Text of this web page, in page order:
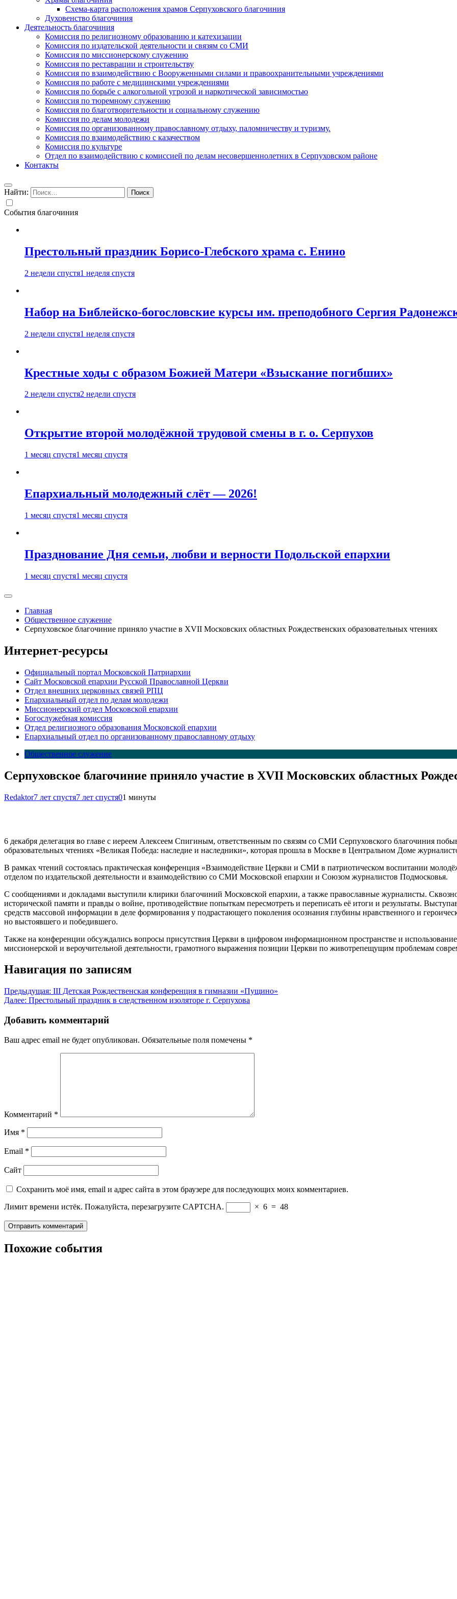
Схема-карта расположения храмов Серпуховского благочиния
Духовенство благочиния
Деятельность благочиния
Комиссия по религиозному образованию и катехизации
Комиссия по издательской деятельности и связям со СМИ
Комиссия по миссионерскому служению
Комиссия по реставрации и строительству
Комиссия по взаимодействию с Вооруженными силами и правоохранительными учреждениями
Комиссия по работе с медицинскими учреждениями
Комиссия по борьбе с алкогольной угрозой и наркотической зависимостью
Комиссия по тюремному служению
Комиссия по благотворительности и социальному служению
Комиссия по делам молодежи
Комиссия по организованному православному отдыху, паломничеству и туризму.
Комиссия по взаимодействию с казачеством
Комиссия по культуре
Отдел по взаимодействию с комиссией по делам несовершеннолетних в Серпуховском районе
Контакты
Найти:
События благочиния
Престольный праздник Борисо-Глебского храма с. Енино
2 недели спустя1 неделя спустя
Набор на Библейско-богословские курсы им. преподобного Сергия
2 недели спустя1 неделя спустя
Крестные ходы с образом Божией Матери «Взыскание погибших»
2 недели спустя2 недели спустя
Открытие второй молодёжной трудовой смены в г. о. Серпухов
1 месяц спустя1 месяц спустя
Епархиальный молодежный слёт — 2026!
1 месяц спустя1 месяц спустя
Празднование Дня семьи, любви и верности Подольской епархии
1 месяц спустя1 месяц спустя
Главная
Общественное служение
Серпуховское благочиние приняло участие в XVII Московских областных Рождественских образовательных чтениях
Интернет-ресурсы
Официальный портал Московской Патриархии
Сайт Московской епархии Русской Православной Церкви
Отдел внешних церковных связей РПЦ
Епархиальный отдел по делам молодежи
Миссионерский отдел Московской епархии
Богослужебная комиссия
Отдел религиозного образования Московской епархии
Епархиальный отдел по организованному православному отдыху
Общественное служение
Серпуховское благочиние приняло участие в XVII Московских областных
Redaktor7 лет спустя7 лет спустя01 минуты
6 декабря делегация во главе с иереем Алексеем Спигиным, ответственным по связям со СМИ Серпуховского благочиния
образовательных чтениях «Великая Победа: наследие и наследники», которая прошла в Москве в Центральном Доме
В рамках чтений состоялась практическая конференция «Взаимодействие Церкви и СМИ в патриотическом воспитании
отделом по издательской деятельности и взаимодействию со СМИ Московской епархии и Союзом журналистов Подмосковья.
С сообщениями и докладами выступили клирики благочиний Московской епархии, а также православные журналисты.
исторической памяти и правды о войне, противодействие попыткам пересмотреть и переписать её итоги и результаты.
средств массовой информации в деле формирования у подрастающего поколения осознания глубины нравственного и
но выстоявшего и победившего.
Также на конференции обсуждались вопросы присутствия Церкви в цифровом информационном пространстве и
миссионерской и вероучительной деятельности, грамотного выражения позиции Церкви по животрепещущим проблемам
Навигация по записям
Предыдущая: III Детская Рождественская конференция в гимназии «Пущино»
Далее: Престольный праздник в следственном изоляторе г. Серпухова
Добавить комментарий
Ваш адрес email не будет опубликован. Обязательные поля помечены *
Комментарий *
Имя *
Email *
Сайт
Сохранить моё имя, email и адрес сайта в этом браузере для последующих моих комментариев.
Лимит времени истёк. Пожалуйста, перезагрузите CAPTCHA.
× 6 = 48
Похожие события